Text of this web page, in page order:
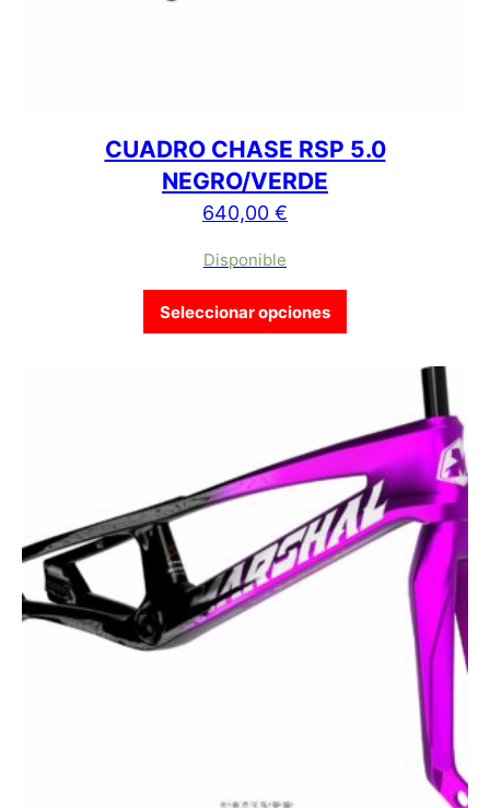
CUADRO CHASE RSP 5.0
NEGRO/VERDE
640,00 €
Disponible
Seleccionar opciones